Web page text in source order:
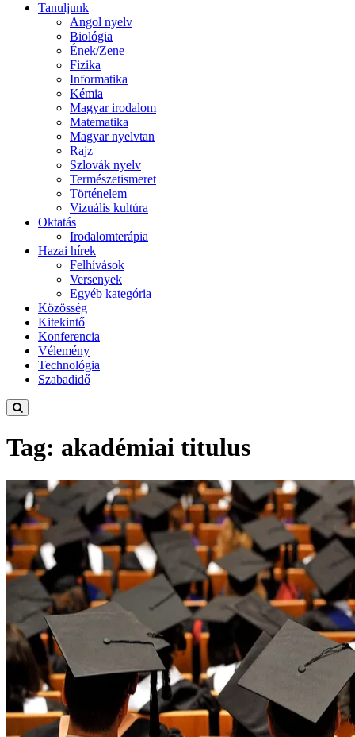
Tanuljunk
Angol nyelv
Biológia
Ének/Zene
Fizika
Informatika
Kémia
Magyar irodalom
Matematika
Magyar nyelvtan
Rajz
Szlovák nyelv
Természetismeret
Történelem
Vizuális kultúra
Oktatás
Irodalomterápia
Hazai hírek
Felhívások
Versenyek
Egyéb kategória
Közösség
Kitekintő
Konferencia
Vélemény
Technológia
Szabadidő
Tag: akadémiai titulus